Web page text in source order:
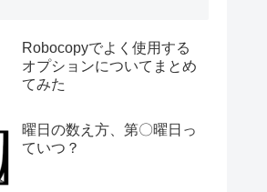
Robocopyでよく使用する
オプションについてまとめ
てみた
曜日の数え方、第〇曜日っ
ていつ？